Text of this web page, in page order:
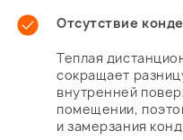
Отсутствие
Теплая
сокращает
внутренней
помещении,
и замерзания